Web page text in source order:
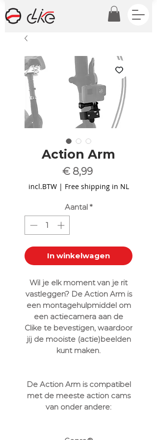
Action Arm
€ 8,99Prijs
incl.BTW | Free shipping in NL
Aantal *
In winkelwagen
Wil je elk moment van je rit
vastleggen? De Action Arm is
een montagehulpmiddel om
een actiecamera aan de
Clike te bevestigen, waardoor
jij de mooiste (actie)beelden
kunt maken.
De Action Arm is compatibel
met de meeste action cams
van onder andere: